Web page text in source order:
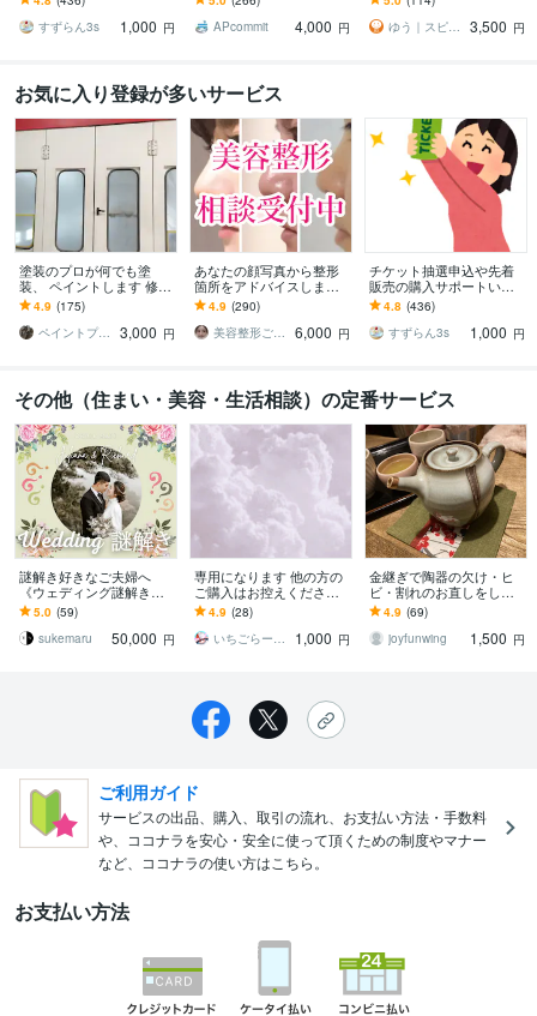
方、チケ発が出来ない方
は是非ご連絡下さい。
すずらん3s
1,000 円
円込！]評価を参照下さい
APcommit
4,000 円
ャンセル待ち対応
ゆう｜スピード予約代行
3,500 円
お気に入り登録が多いサービス
塗装のプロが何でも塗
装、 ペイントします 修理
塗装可能かどうかまずは
ご相談下さい。
4.9 (175)
ペイントプロK
3,000 円
あなたの顔写真から整形
箇所をアドバイスします
整形歴17年の経験を活か
し、丁寧にアドバイスし
ます
4.9 (290)
美容整形ごまちゃん
6,000 円
チケット抽選申込や先着
販売の購入サポートいた
します 申込口数の必要な
方、チケ発が出来ない方
は是非ご連絡下さい。
4.8 (436)
すずらん3s
1,000 円
その他（住まい・美容・生活相談）の定番サービス
謎解き好きなご夫婦へ
《ウェディング謎解き》
作ります 『来た人みんな
が楽しくなれる』それが
新郎新婦の一番の望み
5.0 (59)
sukemaru
50,000 円
専用になります 他の方の
ご購入はお控えくださ
い。
4.9 (28)
いちごらーめん（仮）
1,000 円
金継ぎで陶器の欠け・ヒ
ビ・割れのお直しをしま
す 思い出の器をまた日常
で使える喜びを！
4.9 (69)
joyfunwing
1,500 円
ご利用ガイド
サービスの出品、購入、取引の流れ、お支払い方法・手数料
や、ココナラを安心・安全に使って頂くための制度やマナー
など、ココナラの使い方はこちら。
お支払い方法